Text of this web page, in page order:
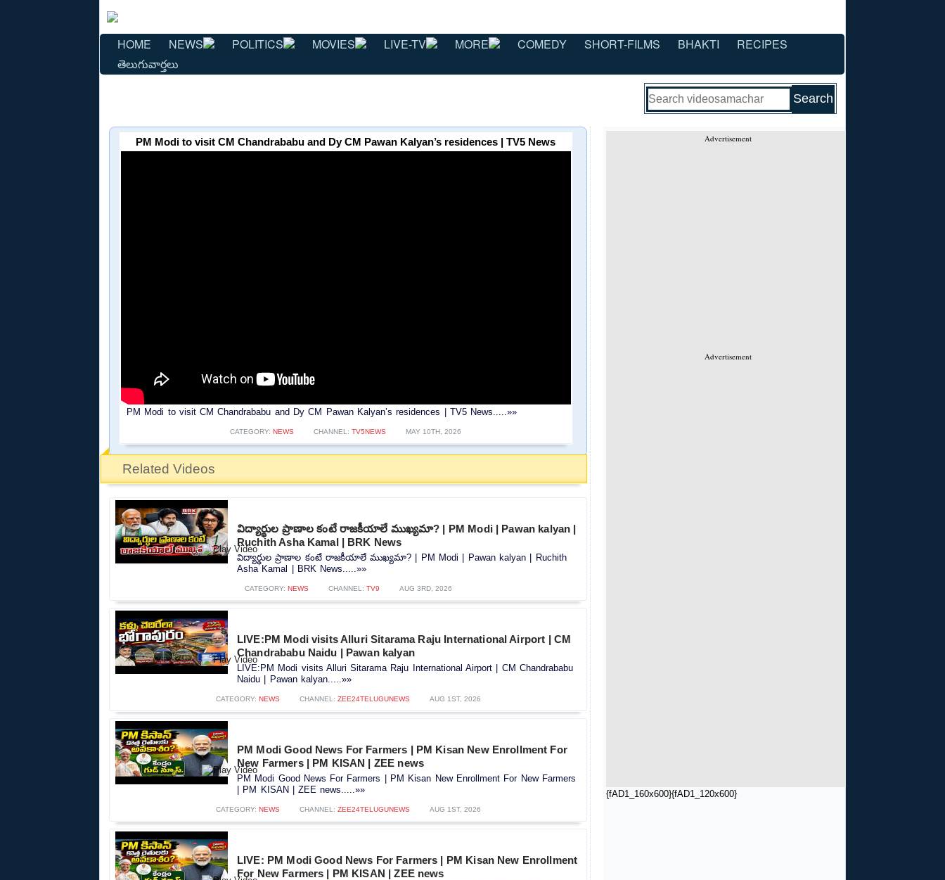
HOME NEWS POLITICS MOVIES LIVE-TV MORE COMEDY SHORT-FILMS BHAKTI
RECIPES
తెలుగువార్తలు
Advertisement
Advertisement
{fAD1_160x600}{fAD1_120x600}
PM Modi to visit CM Chandrababu and Dy CM Pawan Kalyan’s residences | TV5 News
PM Modi to visit CM Chandrababu and Dy CM Pawan Kalyan’s residences | TV5 News.....»»
CATEGORY: NEWS CHANNEL:TV5NEWS MAY 10TH, 2026
Related Videos
విద్యార్థుల ప్రాణాల కంటే రాజకీయాలే ముఖ్యమా? | PM Modi | Pawan kalyan |
Ruchith Asha Kamal | BRK News
విద్యార్థుల ప్రాణాల కంటే రాజకీయాలే ముఖ్యమా? | PM Modi | Pawan kalyan | Ruchith
Asha Kamal | BRK News.....»»
CATEGORY: NEWS CHANNEL: TV9 AUG 3RD, 2026
LIVE:PM Modi visits Alluri Sitarama Raju International Airport | CM
Chandrababu Naidu | Pawan kalyan
LIVE:PM Modi visits Alluri Sitarama Raju International Airport | CM Chandrababu
Naidu | Pawan kalyan.....»»
CATEGORY: NEWS CHANNEL: ZEE24TELUGUNEWS AUG 1ST, 2026
PM Modi Good News For Farmers | PM Kisan New Enrollment For
New Farmers | PM KISAN | ZEE news
PM Modi Good News For Farmers | PM Kisan New Enrollment For New Farmers
| PM KISAN | ZEE news.....»»
CATEGORY: NEWS CHANNEL: ZEE24TELUGUNEWS AUG 1ST, 2026
LIVE: PM Modi Good News For Farmers | PM Kisan New Enrollment
For New Farmers | PM KISAN | ZEE news